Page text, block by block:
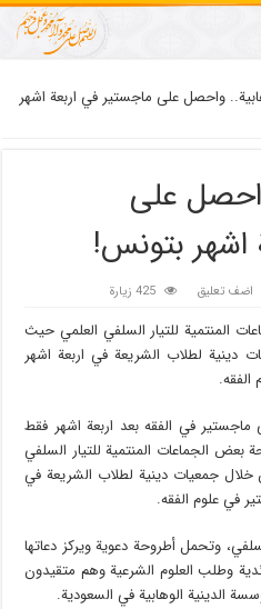
واحصل على ماجستير في اربعة اشهر
على
اشهر بتونس!
اضف تعليق 425 زيارة
المنتمية للتيار السلفي العلمي حيث
لطلاب الشريعة في اربعة اشهر
في الفقه بعد اربعة اشهر فقط
الجماعات المنتمية للتيار السلفي
جمعيات دينية لطلاب الشريعة في
في علوم الفقه.
وتحمل أطروحة دعوية ويركز دعاتها
وطلب العلوم الشرعية وهم متقيدون
الدينية الوهابية في السعودية.